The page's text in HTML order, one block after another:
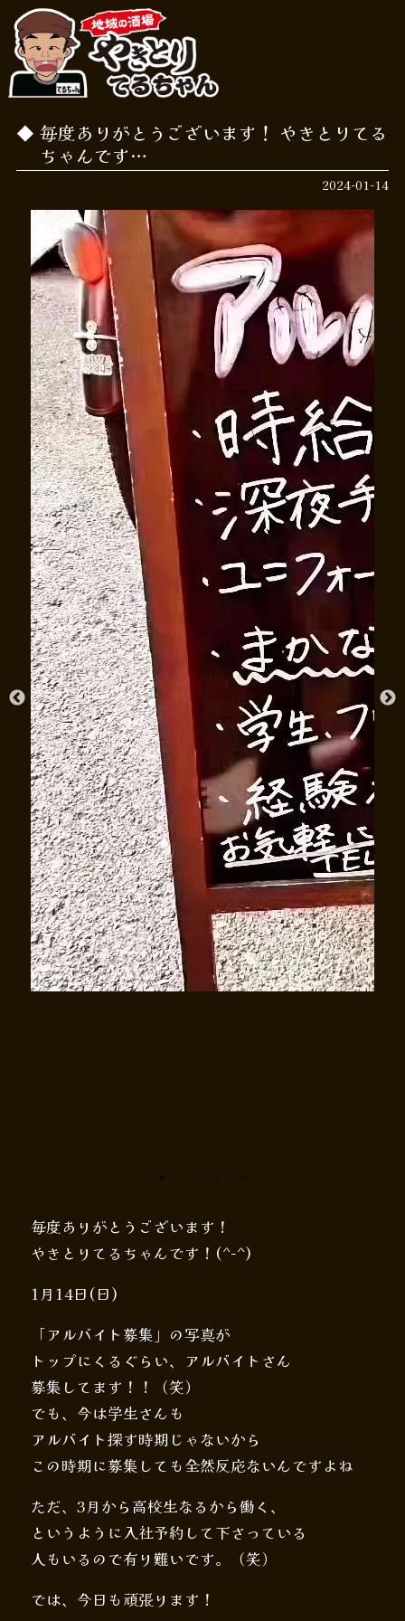
毎度ありがとうございます！ やきとりてる
ちゃんです…
2024-01-14
毎度ありがとうございます！
やきとりてるちゃんです！(^-^)
1月14日(日)
「アルバイト募集」の写真が
トップにくるぐらい、アルバイトさん
募集してます！！（笑）
でも、今は学生さんも
アルバイト探す時期じゃないから
この時期に募集しても全然反応ないんですよね
ただ、3月から高校生なるから働く、
というように入社予約して下さっている
人もいるので有り難いです。（笑）
では、今日も頑張ります！